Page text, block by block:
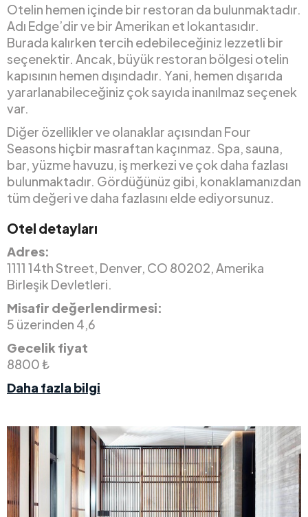
Otelin hemen içinde bir restoran da bulunmaktadır.
Adı Edge’dir ve bir Amerikan et lokantasıdır.
Burada kalırken tercih edebileceğiniz lezzetli bir
seçenektir. Ancak, büyük restoran bölgesi otelin
kapısının hemen dışındadır. Yani, hemen dışarıda
yararlanabileceğiniz çok sayıda inanılmaz seçenek
var.
Diğer özellikler ve olanaklar açısından Four
Seasons hiçbir masraftan kaçınmaz. Spa, sauna,
bar, yüzme havuzu, iş merkezi ve çok daha fazlası
bulunmaktadır. Gördüğünüz gibi, konaklamanızdan
tüm değeri ve daha fazlasını elde ediyorsunuz.
Otel detayları
Adres:
1111 14th Street, Denver, CO 80202, Amerika
Birleşik Devletleri.
Misafir değerlendirmesi:
5 üzerinden 4,6
Gecelik fiyat
8800 ₺
Daha fazla bilgi